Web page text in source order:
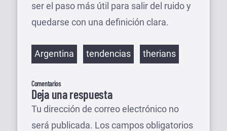
ser el paso más útil para salir del ruido y
quedarse con una definición clara.
Etiquetas
Argentina tendencias therians
Comentarios
Deja una respuesta
Tu dirección de correo electrónico no
será publicada. Los campos obligatorios